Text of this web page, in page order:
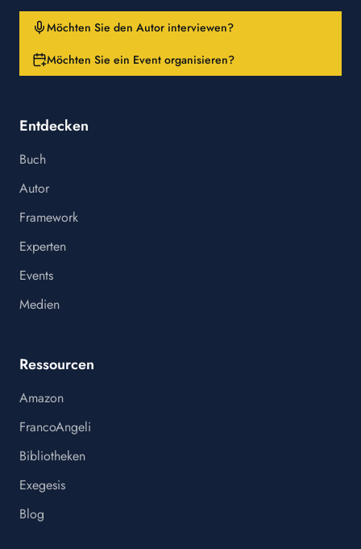
Möchten Sie den Autor interviewen?
Möchten Sie ein Event organisieren?
Entdecken
Buch
Autor
Framework
Experten
Events
Medien
Ressourcen
Amazon
FrancoAngeli
Bibliotheken
Exegesis
Blog